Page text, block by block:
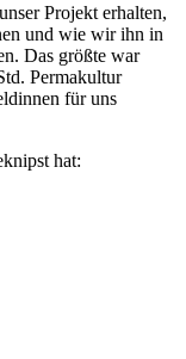
Pro­jekt erhal­ten,
und wie wir ihn in
Das größ­te war
Per­ma­kul­tur
für uns
hat: